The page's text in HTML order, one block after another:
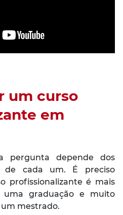
um curso
em
pergunta depende dos
de cada um. É preciso
profissionalizante é mais
graduação e muito
mestrado.